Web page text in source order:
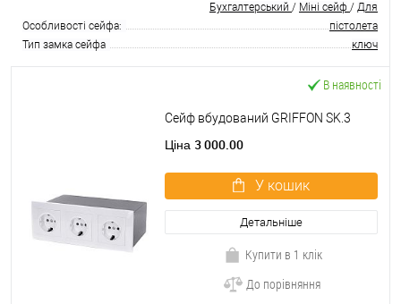
Особливості сейфа:
Бухгалтерський / Міні сейф / Для
пістолета
Тип замка сейфа
ключ
В наявності
Сейф вбудований GRIFFON SK.3
Ціна 3 000.00
У кошик
Детальніше
Купити в 1 клік
До порівняння